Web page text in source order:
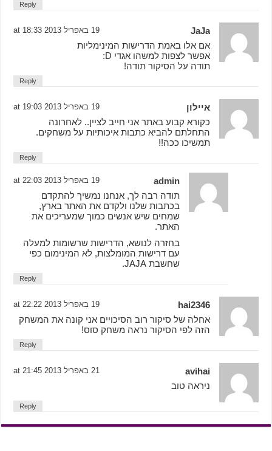
Reply
JaJa 19 באפריל 2013 at 18:33
אם אלו באמת הדרישות המינימליות
אפשר לצפות למשהו אגדי D:
תודה על הסיקור תודה!
Reply
איילון 19 באפריל 2013 at 19:03
כקורא קבוע באתר אני חייב לציין.. לאחרונה
התחלתם להביא כתבות איכותיות על משחקים.
תמשיכו ככה!!
Reply
admin 19 באפריל 2013 at 22:03
תודה רבה לך, אנחנו נמשיך להתקדם
בכתבות שלנו ולקדם את האתר בארץ,
שמחים שיש אנשים כמוך שמעריכים את
האתר.
בחזרה לנושא, הדרישות שרשומות למעלה
עם דרישות המומלצות, לא המינימום כפי
שחשבת JAJA.
Reply
hai2346 19 באפריל 2013 at 22:22
אחלה של סיקור רוב הסיכויים אני קונה את המשחק
הזה לפי הסיקור נראה משחק סוס!
Reply
avihai 21 באפריל 2013 at 21:45
ניראה טוב
Reply